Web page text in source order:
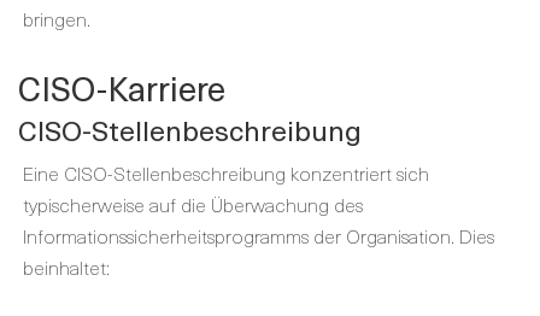
bringen.
CISO-Karriere
CISO-Stellenbeschreibung
Eine CISO-Stellenbeschreibung konzentriert sich
typischerweise auf die Überwachung des
Informationssicherheitsprogramms der Organisation. Dies
beinhaltet: